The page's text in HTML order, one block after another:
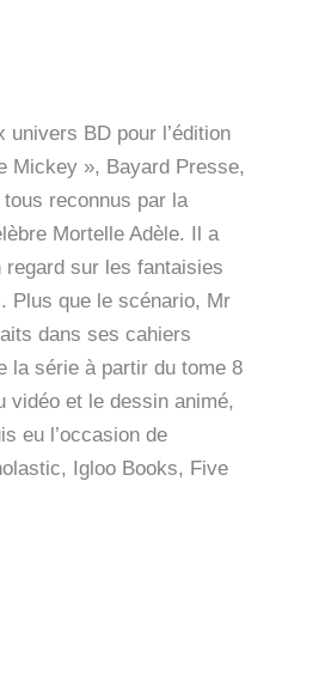
BD pour l’édition
Mickey », Bayard Presse,
reconnus par la
Mortelle Adèle. Il a
regard sur les fantaisies
Plus que le scénario, Mr
dans ses cahiers
la série à partir du tome 8
vidéo et le dessin animé,
eu l’occasion de
Igloo Books, Five